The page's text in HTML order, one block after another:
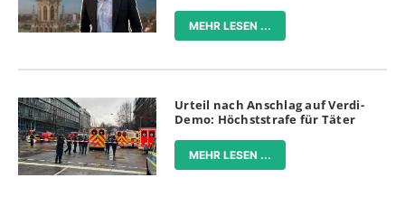
MEHR LESEN ...
Urteil nach Anschlag auf Verdi-
Demo: Höchststrafe für Täter
MEHR LESEN ...